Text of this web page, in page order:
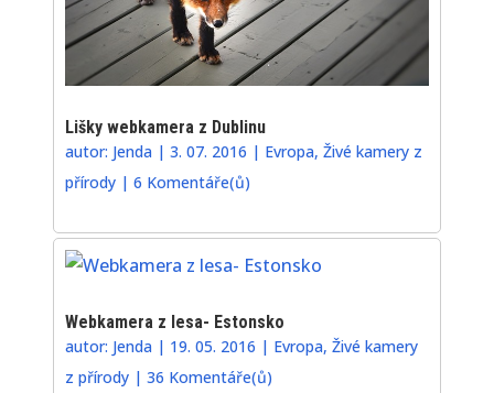
Lišky webkamera z Dublinu
autor: Jenda |3. 07. 2016 | Evropa,Živé kamery z
přírody |6 Komentáře(ů)
Webkamera z lesa- Estonsko
autor: Jenda | 19. 05. 2016 | Evropa,Živé kamery
z přírody |36 Komentáře(ů)